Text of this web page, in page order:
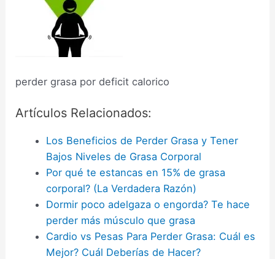
perder grasa por deficit calorico
Artículos Relacionados:
Los Beneficios de Perder Grasa y Tener
Bajos Niveles de Grasa Corporal
Por qué te estancas en 15% de grasa
corporal? (La Verdadera Razón)
Dormir poco adelgaza o engorda? Te hace
perder más músculo que grasa
Cardio vs Pesas Para Perder Grasa: Cuál es
Mejor? Cuál Deberías de Hacer?